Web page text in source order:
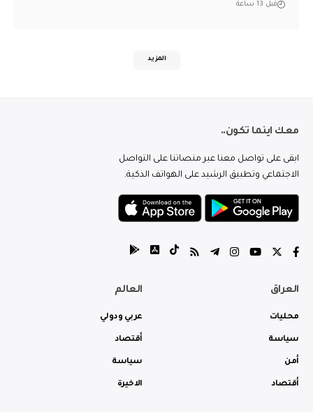
قبل 13 ساعة
المزيد
معك اينما تكون..
ابقى على تواصل معنا عبر منصاتنا على التواصل
الاجتماعي وتطبيق الرشيد على الهواتف الذكية.
العراق
محليات
سياسة
أمن
أقتصاد
العالم
عربي ودولي
أقتصاد
سياسة
الاخيرة